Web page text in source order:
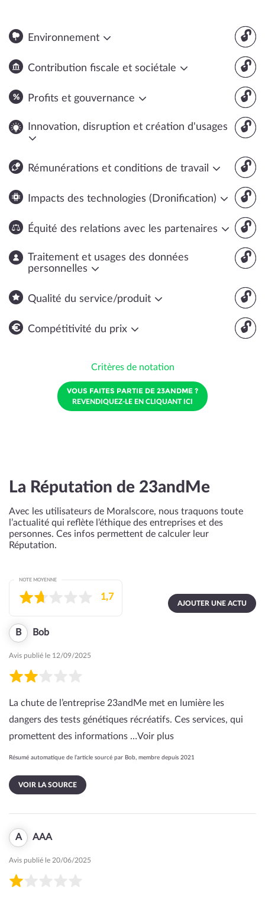
🔓
Environnement
🔓
Contribution fiscale et sociétale
🔓
Profits et gouvernance
🔓
Innovation, disruption et création d'usages
🔓
Rémunérations et conditions de travail
🔓
Impacts des technologies (Dronification)
🔓
Équité des relations avec les partenaires
🔓
Traitement et usages des données
personnelles
🔓
Qualité du service/produit
🔓
Compétitivité du prix
Critères de notation
VOUS FAITES PARTIE DE 23ANDME ?
REVENDIQUEZ-LE EN CLIQUANT ICI
La Réputation de 23andMe
Avec les utilisateurs de Moralscore, nous traquons toute
l’actualité qui reflète l’éthique des entreprises et des
personnes. Ces infos permettent de calculer leur
Réputation.
AJOUTER UNE ACTU
NOTE MOYENNE
1,7
B Bob
Avis publié le 12/09/2025
La chute de l’entreprise 23andMe met en lumière les
dangers des tests génétiques récréatifs. Ces services, qui
promettent des informations …Voir plus
Résumé automatique de l’article sourcé par Bob, membre depuis 2021
VOIR LA SOURCE
A AAA
Avis publié le 20/06/2025